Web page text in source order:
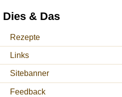
Dies & Das
Rezepte
Links
Sitebanner
Feedback